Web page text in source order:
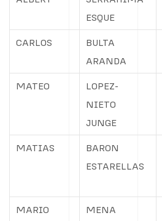
ESQUE
CARLOS
BULTA
ARANDA
MATEO
LOPEZ-
NIETO
JUNGE
MATIAS
BARON
ESTARELLAS
MARIO
MENA